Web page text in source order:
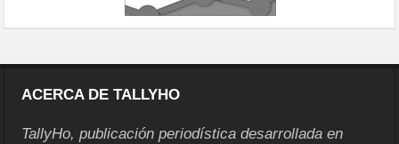
ACERCA DE TALLYHO
TallyHo, publicación periodística desarrollada en